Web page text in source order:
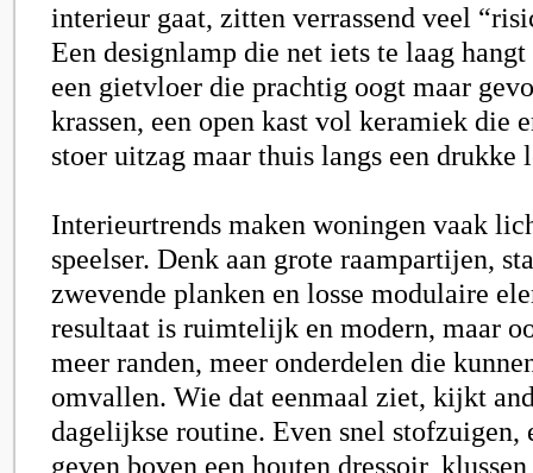
interieur gaat, zitten verrassend veel
Een designlamp die net iets te laag
een gietvloer die prachtig oogt maar
krassen, een open kast vol keramiek die
stoer uitzag maar thuis langs een drukke
Interieurtrends maken woningen vaak
speelser. Denk aan grote raampartijen,
zwevende planken en losse modulaire
resultaat is ruimtelijk en modern, maar
meer randen, meer onderdelen die
omvallen. Wie dat eenmaal ziet, kijkt
dagelijkse routine. Even snel stofzuigen,
geven boven een houten dressoir,